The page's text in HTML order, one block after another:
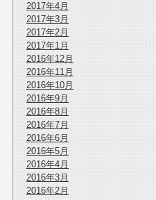
2017年4月
2017年3月
2017年2月
2017年1月
2016年12月
2016年11月
2016年10月
2016年9月
2016年8月
2016年7月
2016年6月
2016年5月
2016年4月
2016年3月
2016年2月